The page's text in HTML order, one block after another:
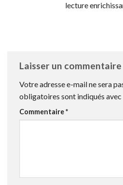
lecture
Laisser un commentaire
Votre adresse e-mail ne sera
obligatoires sont indiqués avec
Commentaire*